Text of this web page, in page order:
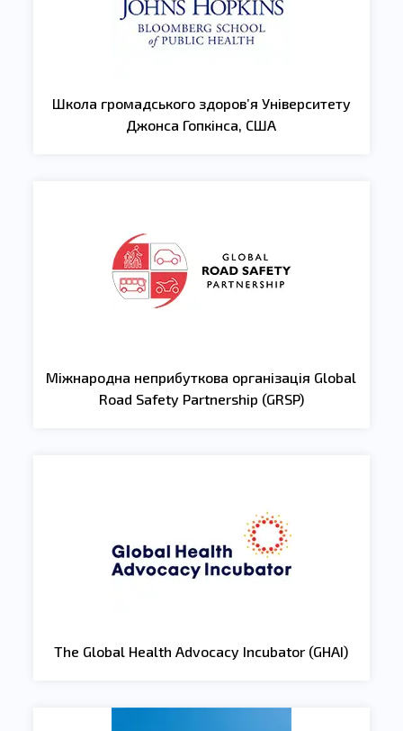
Школа громадського здоров’я Університету
Джонса Гопкінса, США
Міжнародна неприбуткова організація Global
Road Safety Partnership (GRSP)
The Global Health Advocacy Incubator (GHAI)